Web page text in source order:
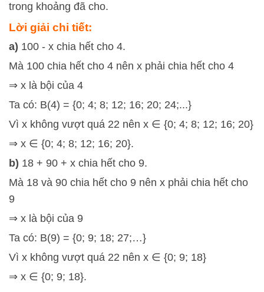
trong khoảng đã cho.
Lời giải chi tiết:
a) 100 - x chia hết cho 4.
Mà 100 chia hết cho 4 nên x phải chia hết cho 4
⇒ x là bội của 4
Ta có: B(4) = {0; 4; 8; 12; 16; 20; 24;...}
Vì x không vượt quá 22 nên x ∈ {0; 4; 8; 12; 16; 20}
⇒ x ∈ {0; 4; 8; 12; 16; 20}.
b) 18 + 90 + x chia hết cho 9.
Mà 18 và 90 chia hết cho 9 nên x phải chia hết cho
9
⇒ x là bội của 9
Ta có: B(9) = {0; 9; 18; 27;…}
Vì x không vượt quá 22 nên x ∈ {0; 9; 18}
⇒ x ∈ {0; 9; 18}.